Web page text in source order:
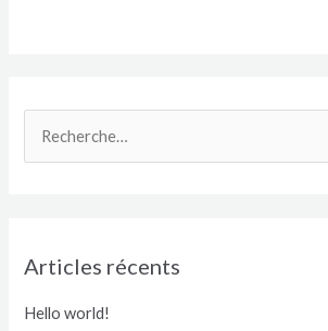
c
Articles récents
Hello world!